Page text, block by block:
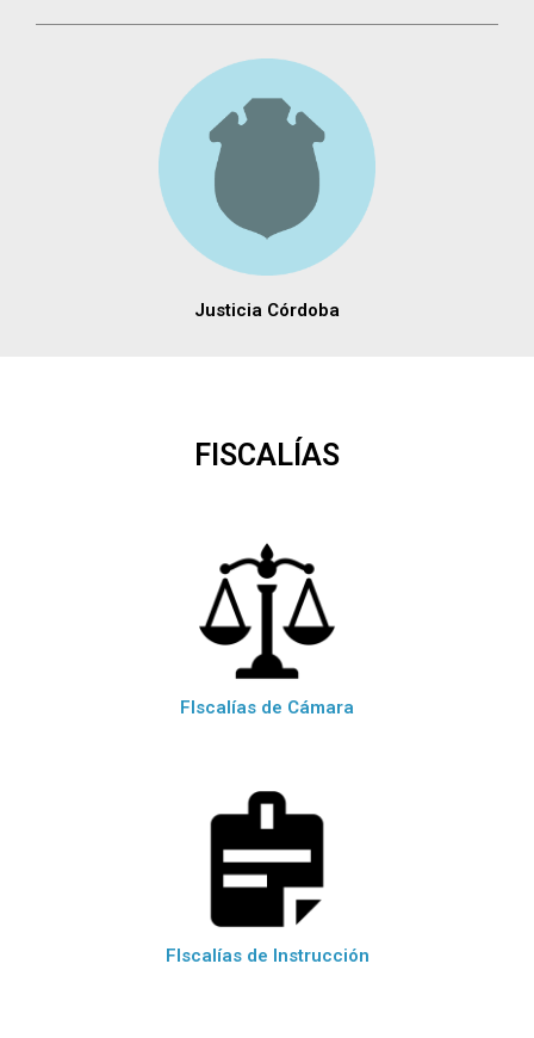
Justicia Córdoba
FISCALÍAS
FIscalías de Cámara
FIscalías de Instrucción